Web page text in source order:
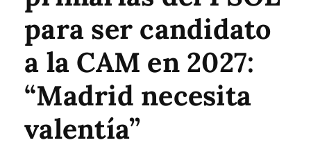
para ser candidato
a la CAM en 2027:
“Madrid necesita
valentía”